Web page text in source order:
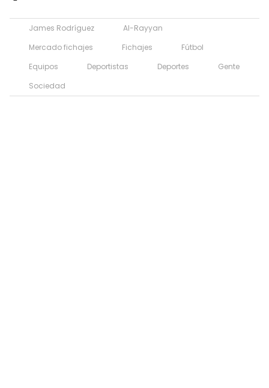
James Rodríguez
Al-Rayyan
Mercado fichajes
Fichajes
Fútbol
Equipos
Deportistas Deportes
Gente
Sociedad